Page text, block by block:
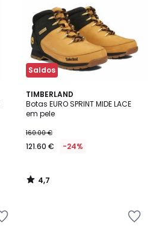
Saldos
TIMBERLAND
Botas EURO SPRINT MIDE LACE
em pele
160.00 €
121.60 € -24%
4,7
/ 5
4,7
/